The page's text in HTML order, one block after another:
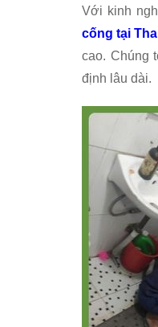
Với kinh
cống tại
cao. Chúng
định lâu dài.